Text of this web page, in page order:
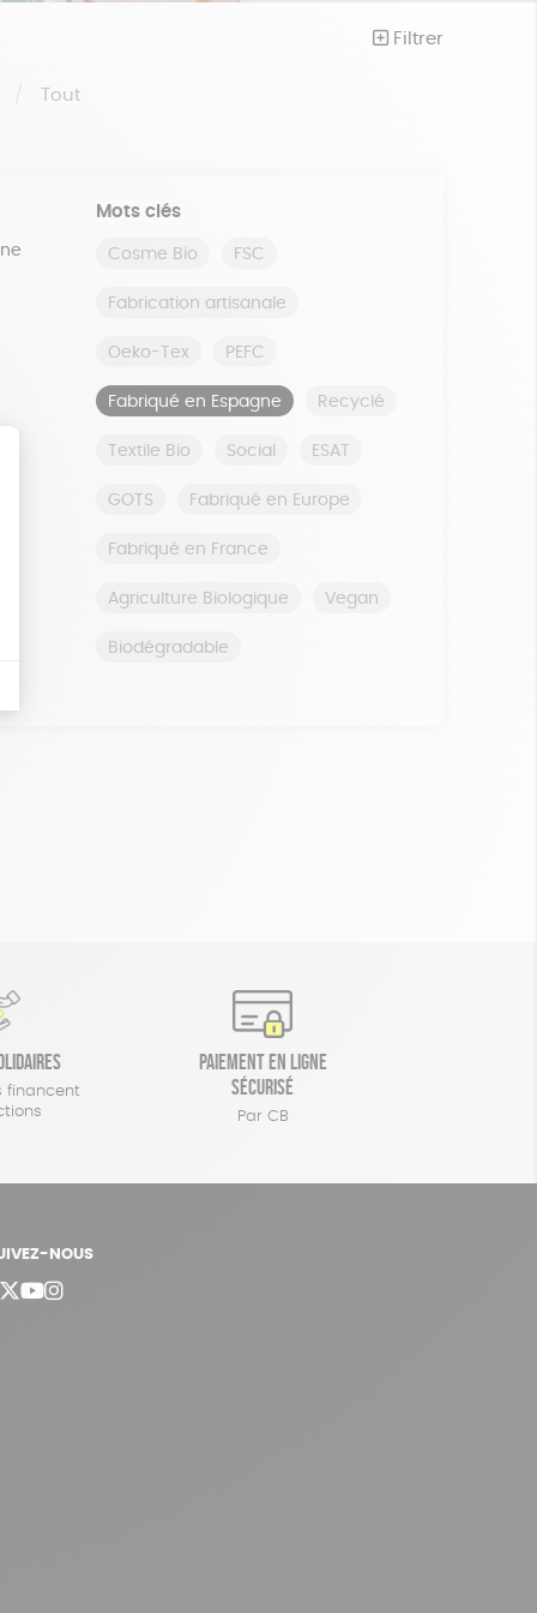
Filtrer
Tout
Mots clés
Cosme Bio FSC
Fabrication artisanale
Oeko-Tex PEFC
Fabriqué en Espagne Recyclé
Textile Bio Social ESAT
GOTS Fabriqué en Europe
Fabriqué en France
Agriculture Biologique Vegan
Biodégradable
financent
Paiement en ligne
sécurisé
Par CB
NOUS